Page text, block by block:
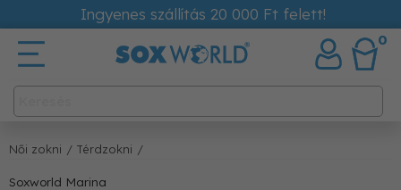
Ingyenes szállítás 20 000 Ft felett!
0
Női zokni / Térdzokni /
Soxworld Marina